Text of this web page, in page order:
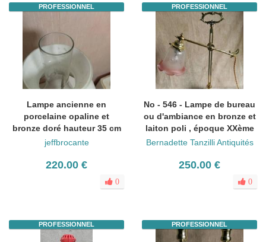
PROFESSIONNEL
Lampe ancienne en
porcelaine opaline et
bronze doré hauteur 35 cm
jeffbrocante
220.00 €
0
PROFESSIONNEL
No - 546 - Lampe de bureau
ou d'ambiance en bronze et
laiton poli , époque XXème
Bernadette Tanzilli Antiquités
250.00 €
0
PROFESSIONNEL PROFESSIONNEL